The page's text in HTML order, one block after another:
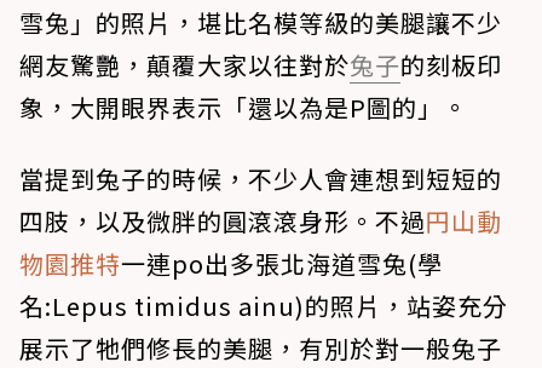
雪兔」的照片，堪比名模等級的美腿讓不少
網友驚艷，顛覆大家以往對於兔子的刻板印
象，大開眼界表示「還以為是P圖的」。
當提到兔子的時候，不少人會連想到短短的
四肢，以及微胖的圓滾滾身形。不過円山動
物園推特一連po出多張北海道雪兔(學
名:Lepus timidus ainu)的照片，站姿充分
展示了牠們修長的美腿，有別於對一般兔子